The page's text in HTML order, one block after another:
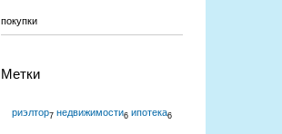
покупки
Метки
риэлтор7 недвижимости6 ипотека6